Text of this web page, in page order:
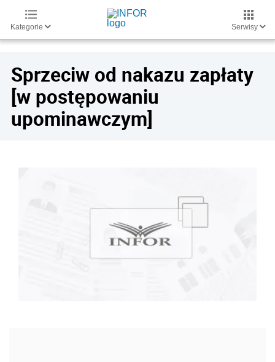
Kategorie Serwisy
Sprzeciw od nakazu zapłaty
[w postępowaniu
upominawczym]